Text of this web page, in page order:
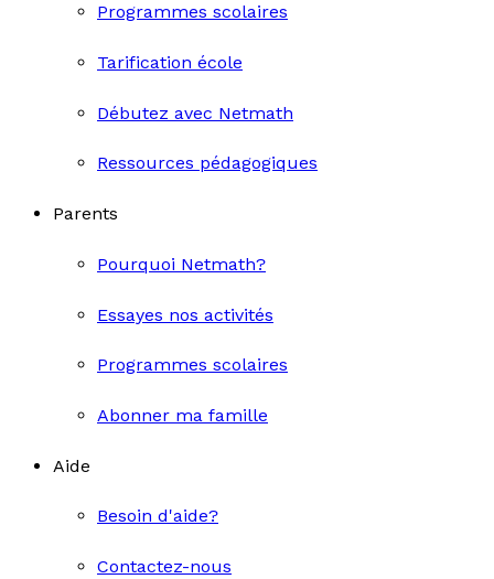
Programmes scolaires
Tarification école
Débutez avec Netmath
Ressources pédagogiques
Parents
Pourquoi Netmath?
Essayes nos activités
Programmes scolaires
Abonner ma famille
Aide
Besoin d'aide?
Contactez-nous